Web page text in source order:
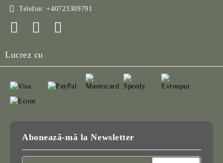
Telefon: +40723309791
Lucrez cu
Abonează-mă la Newsletter